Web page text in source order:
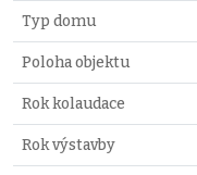
Typ domu
Poloha objektu
Rok kolaudace
Rok výstavby